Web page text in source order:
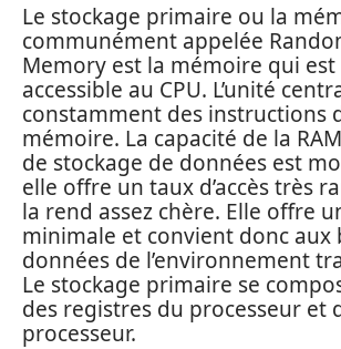
Le stockage primaire ou la
communément appelée
Memory est la mémoire qui
accessible au CPU. L’unité
constamment des instructions
mémoire. La capacité de la
de stockage de données est
elle offre un taux d’accès très
la rend assez chère. Elle offre
minimale et convient donc aux
données de l’environnement
Le stockage primaire se
des registres du processeur et
processeur.